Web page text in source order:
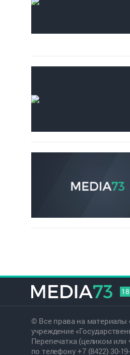
© Все права на материалы
учреждение
Перепечатка (целиком
по телефону +7 (8422) 30-